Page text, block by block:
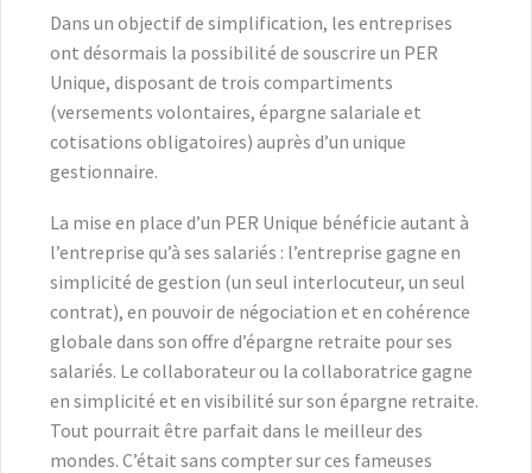
Dans un objectif de simplification, les entreprises
ont désormais la possibilité de souscrire un PER
Unique, disposant de trois compartiments
(versements volontaires, épargne salariale et
cotisations obligatoires) auprès d’un unique
gestionnaire.
La mise en place d’un PER Unique bénéficie autant à
l’entreprise qu’à ses salariés : l’entreprise gagne en
simplicité de gestion (un seul interlocuteur, un seul
contrat), en pouvoir de négociation et en cohérence
globale dans son offre d’épargne retraite pour ses
salariés. Le collaborateur ou la collaboratrice gagne
en simplicité et en visibilité sur son épargne retraite.
Tout pourrait être parfait dans le meilleur des
mondes. C’était sans compter sur ces fameuses